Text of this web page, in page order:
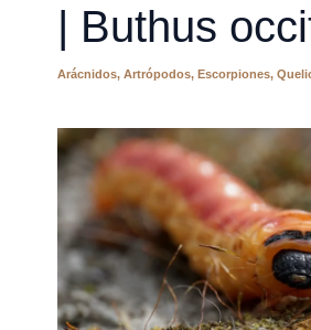
| Buthus
Arácnidos, Artrópodos, Escorpiones,